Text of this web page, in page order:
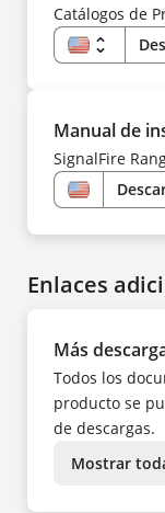
Catálogos de
unfold_more
US
Manual de
SignalFire
US
Enlaces
Más
Todos los
producto se
de descargas.
Mostrar